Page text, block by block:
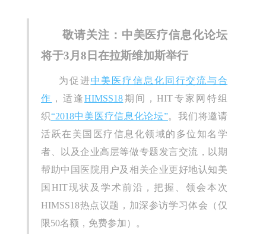
敬请关注：中美医疗信息化论坛
将于3月8日在拉斯维加斯举行
为促进 中美医疗信息化同行交流与合
作 ，适逢HIMSS18期间，HIT专家网特组
织“2018中美医疗信息化论坛”。我们将邀请
活跃在美国医疗信息化领域的多位知名学
者、以及企业高层等做专题发言交流，以期
帮助中国医院用户及相关企业更好地认知美
国HIT现状及学术前沿，把握、领会本次
HIMSS18热点议题，加深参访学习体会（仅
限50名额，免费参加）。